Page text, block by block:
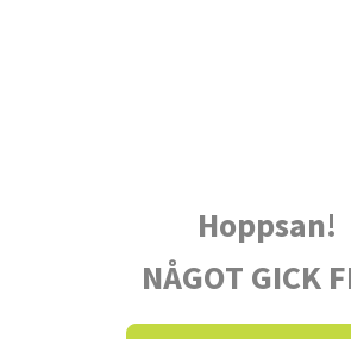
Hoppsan!
NÅGOT GICK